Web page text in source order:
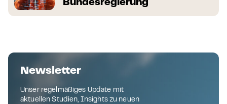
Bundesregierung
Newsletter
Unser regelmäßiges Update mit
aktuellen Studien, Insights zu neuen